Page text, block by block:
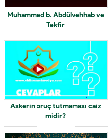
Muhammed b. Abdülvehhab ve
Tekfir
Askerin oruç tutmaması caiz
midir?